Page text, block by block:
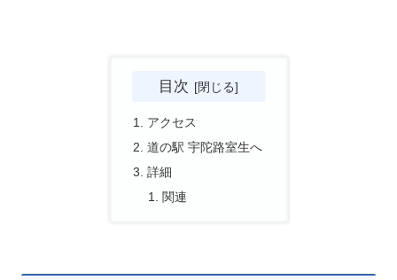
目次
アクセス
道の駅 宇陀路室生へ
詳細
関連